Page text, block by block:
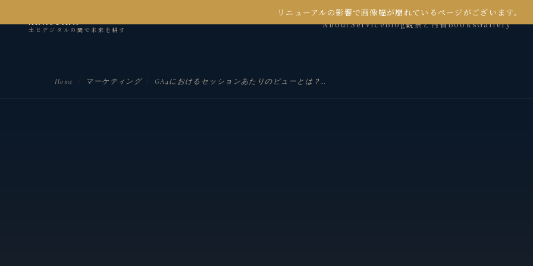
リニューアルの影響で画像幅が崩れているページがございます。
kanseian
土とデジタルの間で未来を耕す
AboutServiceBlog観察と内省BooksGallery
Home マーケティング GA4におけるセッションあたりのビューとは？アクティブユーザーあたりのビューとは？意味・違い・正しい読み方を解説